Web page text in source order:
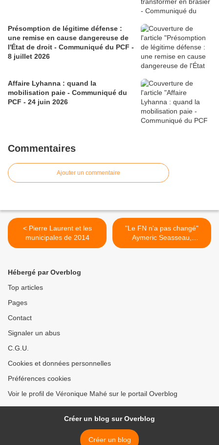
Présomption de légitime défense :
une remise en cause dangereuse de
l'État de droit - Communiqué du PCF -
8 juillet 2026
Affaire Lyhanna : quand la
mobilisation paie - Communiqué du
PCF - 24 juin 2026
Commentaires
Ajouter un commentaire
< Pierre Laurent et les
municipales de 2014
"Le FN n'a pas changé"
Aymeric Seasseau,
secrétaire départemental
Hébergé par Overblog
Top articles
Pages
Contact
Signaler un abus
C.G.U.
Cookies et données personnelles
Préférences cookies
Voir le profil de Véronique Mahé sur le portail Overblog
Créer un blog sur Overblog
Créer un blog